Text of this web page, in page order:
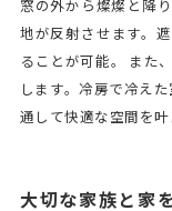
窓の外から燦燦と降
地が反射させます。
ることが可能。 また
します。冷房で冷え
通して快適な空間を叶
大切な家族と家